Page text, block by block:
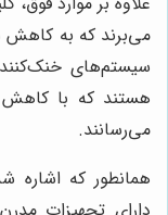
می‌برند که به کاهش
سیستم‌های
هستند که با
می‌رسانند.
همانطور که اشاره